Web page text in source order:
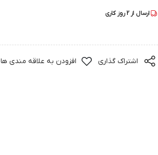
ارسال از 2روز کاری
اشتراک گذاری افزودن به علاقه مندی ها